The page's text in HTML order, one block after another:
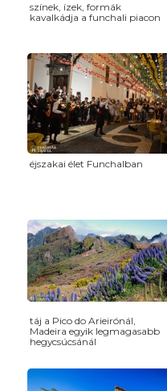
színek, ízek, formák
kavalkádja a funchali piacon
éjszakai élet Funchalban
táj a Pico do Arieirónál,
Madeira egyik legmagasabb
hegycsúcsánál